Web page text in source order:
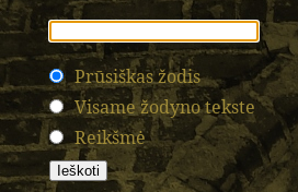
Prūsiškas žodis
Visame žodyno tekste
Reikšmė